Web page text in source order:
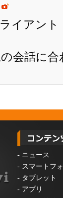
イアン
会話に
- ニュース
- スマートフ
- タブレット
- アプリ